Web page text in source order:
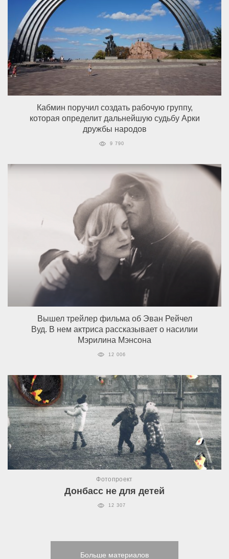
Кабмин поручил создать рабочую группу,
которая определит дальнейшую судьбу Арки
дружбы народов
9 790
Вышел трейлер фильма об Эван Рейчел
Вуд. В нем актриса рассказывает о насилии
Мэрилина Мэнсона
12 006
Фотопроект
Донбасс не для детей
12 307
Больше материалов